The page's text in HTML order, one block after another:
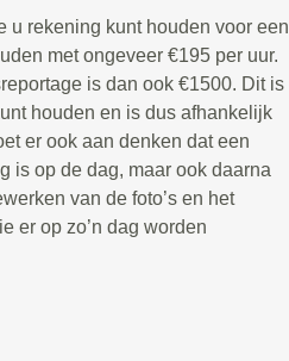
u rekening kunt houden voor een
met ongeveer €195 per uur.
is dan ook €1500. Dit is
houden en is dus afhankelijk
er ook aan denken dat een
is op de dag, maar ook daarna
van de foto’s en het
er op zo’n dag worden